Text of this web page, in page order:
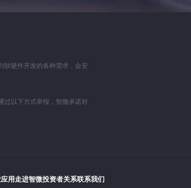
软硬件开发的各种需求，会安
过以下方式举报，智微承诺对
用走进智微投资者关系联系我们